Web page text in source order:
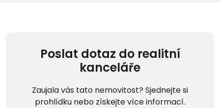
Poslat dotaz do realitní
kanceláře
Zaujala vás tato nemovitost? Sjednejte si
prohlídku nebo získejte více informací.